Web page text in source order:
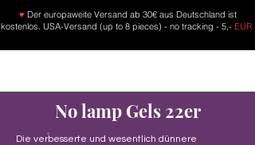
♥ Der europaweite Versand ab 30€ aus Deutschland ist
kostenlos. USA-Versand (up to 8 pieces) - no tracking - 5,- EUR
No lamp Gels 22er
Die verbesserte und wesentlich dünnere